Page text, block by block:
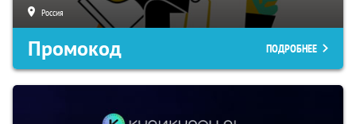
Россия
Промокод ПОДРОБНЕЕ